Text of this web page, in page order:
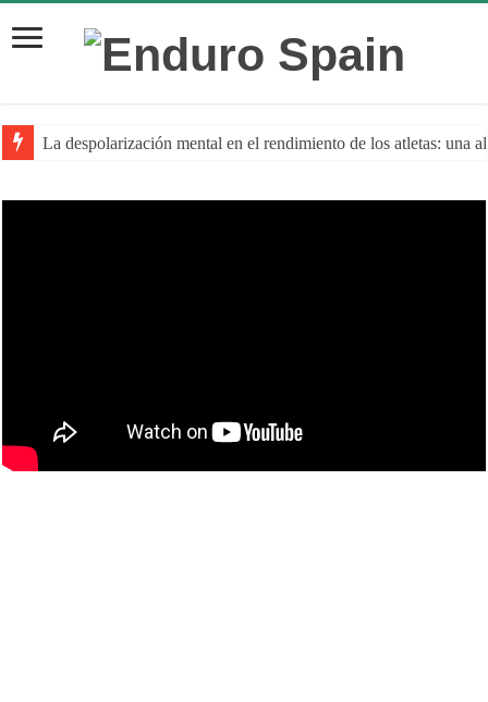
La despolarización mental en el rendimiento de los atletas: una